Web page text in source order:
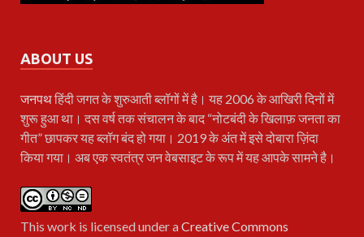
ABOUT US
जनपथहिंदी जगत के शुरुआती ब्लॉगों में है। यह 2006 के आखिरी दिनों में
शुरू हुआ था। दस वर्ष तक संचालन के बाद “नोटबंदी के खिलाफ़ जनता का
गीत” छापकर यह ब्लॉग बंद हो गया। 2019 के अंत में इसे दोबारा ज़िंदा
किया गया। अब एक स्वतंत्र जन वेबसाइट के रूप में यह आपके सामने है।
This work is licensed under aCreative Commons